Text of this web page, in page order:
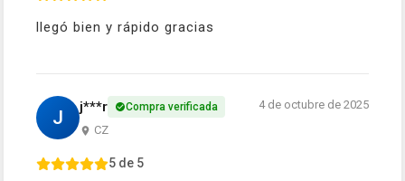
llegó bien y rápido gracias
J j***r Compra verificada
CZ
4 de octubre de 2025
5 de 5